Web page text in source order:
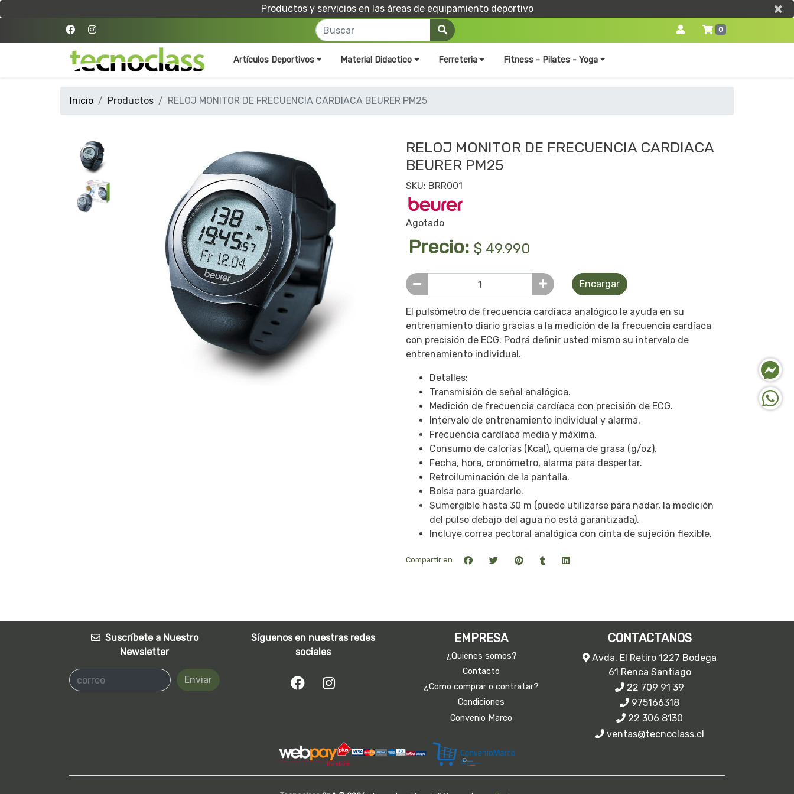
Productos y servicios en las áreas de equipamiento deportivo ×
×
0
Artículos Deportivos Material Didactico Ferreteria Fitness - Pilates - Yoga
Inicio Productos RELOJ MONITOR DE FRECUENCIA CARDIACA BEURER PM25
RELOJ MONITOR DE FRECUENCIA CARDIACA
BEURER PM25
SKU: BRR001
Agotado
Precio: $ 49.990
Encargar
El pulsómetro de frecuencia cardíaca analógico le ayuda en su
entrenamiento diario gracias a la medición de la frecuencia cardíaca
con precisión de ECG. Podrá definir usted mismo su intervalo de
entrenamiento individual.
Detalles:
Transmisión de señal analógica.
Medición de frecuencia cardíaca con precisión de ECG.
Intervalo de entrenamiento individual y alarma.
Frecuencia cardíaca media y máxima.
Consumo de calorías (Kcal), quema de grasa (g/oz).
Fecha, hora, cronómetro, alarma para despertar.
Retroiluminación de la pantalla.
Bolsa para guardarlo.
Sumergible hasta 30 m (puede utilizarse para nadar, la medición
del pulso debajo del agua no está garantizada).
Incluye correa pectoral analógica con cinta de sujeción flexible.
Compartir en:
Suscríbete a Nuestro
Newsletter
Enviar
Síguenos en nuestras redes
sociales
EMPRESA
¿Quienes somos?
Contacto
¿Como comprar o contratar?
Condiciones
Convenio Marco
CONTACTANOS
Avda. El Retiro 1227 Bodega
61 Renca Santiago
22 709 91 39
975166318
22 306 8130
ventas@tecnoclass.cl